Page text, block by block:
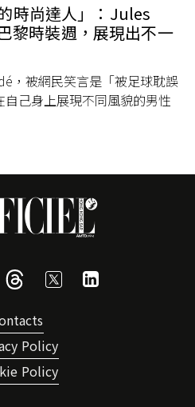
時尚達人」：Jules
黎時裝週，展現出不一
，被網民笑言是「被足球耽誤
己身上展現不同風貌的男性
Policy
Policy